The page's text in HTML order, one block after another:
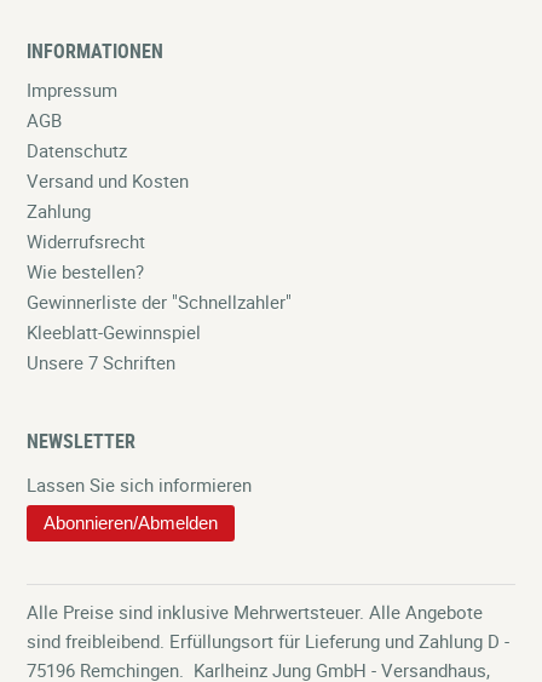
INFORMATIONEN
Impressum
AGB
Datenschutz
Versand und Kosten
Zahlung
Widerrufsrecht
Wie bestellen?
Gewinnerliste der "Schnellzahler"
Kleeblatt-Gewinnspiel
Unsere 7 Schriften
NEWSLETTER
Lassen Sie sich informieren
Abonnieren/Abmelden
Alle Preise sind inklusive Mehrwertsteuer. Alle Angebote
sind freibleibend. Erfüllungsort für Lieferung und Zahlung D -
75196 Remchingen. Karlheinz Jung GmbH - Versandhaus,